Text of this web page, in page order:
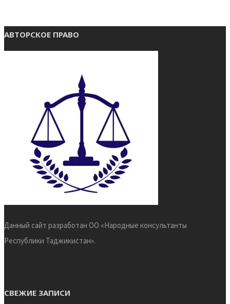
АВТОРСКОЕ ПРАВО
Данный сайт разработан ОО «Народные консультанты
Республики Таджикистан».
СВЕЖИЕ ЗАПИСИ